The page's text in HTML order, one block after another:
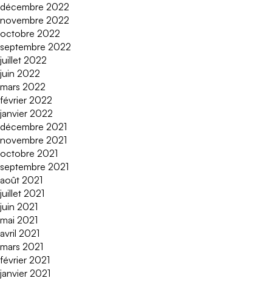
décembre 2022
novembre 2022
octobre 2022
septembre 2022
juillet 2022
juin 2022
mars 2022
février 2022
janvier 2022
décembre 2021
novembre 2021
octobre 2021
septembre 2021
août 2021
juillet 2021
juin 2021
mai 2021
avril 2021
mars 2021
février 2021
janvier 2021